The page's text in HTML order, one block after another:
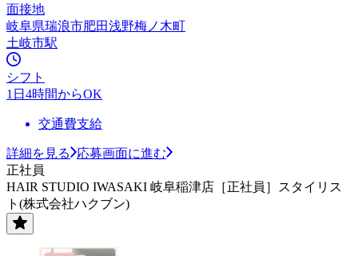
面接地
岐阜県瑞浪市肥田浅野梅ノ木町
土岐市駅
シフト
1日4時間からOK
交通費支給
詳細を見る
応募画面に進む
正社員
HAIR STUDIO IWASAKI 岐阜稲津店［正社員］スタイリス
ト(株式会社ハクブン)